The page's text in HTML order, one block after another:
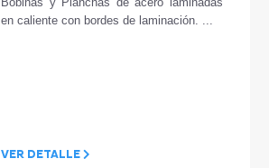
en caliente con bordes de laminación. ...
VER DETALLE